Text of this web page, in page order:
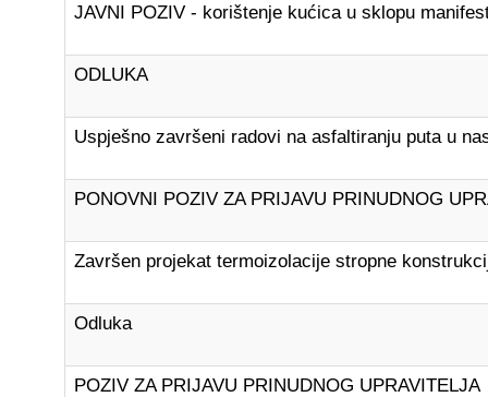
JAVNI POZIV - korištenje kućica u sklopu
ODLUKA
Uspješno završeni radovi na asfaltiranju puta u
PONOVNI POZIV ZA PRIJAVU PRINUDNOG
Završen projekat termoizolacije stropne
Odluka
POZIV ZA PRIJAVU PRINUDNOG UPRAVITELJA